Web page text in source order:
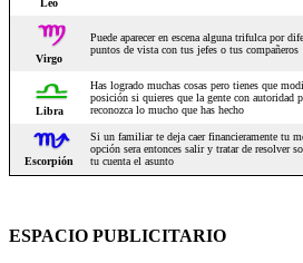
ESPACIO PUBLICITARIO